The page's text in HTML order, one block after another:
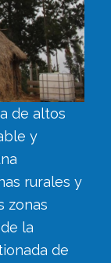
de altos
y
rurales y
zonas
la
de